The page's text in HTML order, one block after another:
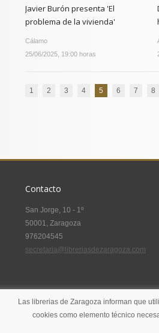
Las librerias de Zaragoza informan que
cookies como elemento técnico
Javier Burón presenta 'El
problema de la vivienda'
Cálamo
25/06/2025, 19:00 horas
1 2 3 4 5 6 7 8
Contacto
San Jorge, 10 - 1º
50001, Zaragoza
976204545
secretaria@libreriasdezaragoza.com